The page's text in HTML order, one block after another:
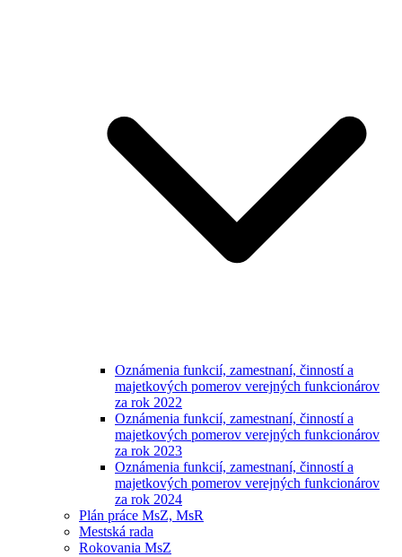
Oznámenia funkcií, zamestnaní, činností a
majetkových pomerov verejných funkcionárov
za rok 2022
Oznámenia funkcií, zamestnaní, činností a
majetkových pomerov verejných funkcionárov
za rok 2023
Oznámenia funkcií, zamestnaní, činností a
majetkových pomerov verejných funkcionárov
za rok 2024
Plán práce MsZ, MsR
Mestská rada
Rokovania MsZ